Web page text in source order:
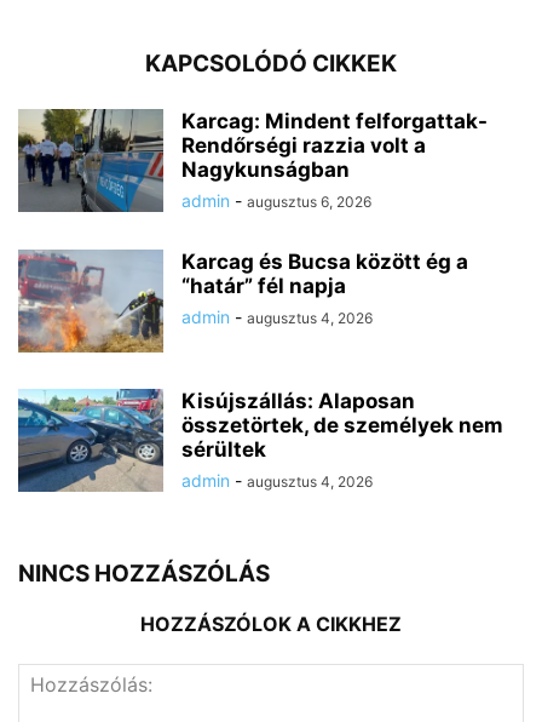
KAPCSOLÓDÓ CIKKEK
Karcag: Mindent felforgattak-
Rendőrségi razzia volt a
Nagykunságban
admin - augusztus 6, 2026
Karcag és Bucsa között ég a
“határ” fél napja
admin - augusztus 4, 2026
Kisújszállás: Alaposan
összetörtek, de személyek nem
sérültek
admin - augusztus 4, 2026
NINCS HOZZÁSZÓLÁS
HOZZÁSZÓLOK A CIKKHEZ